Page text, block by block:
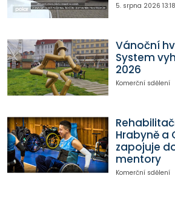
5. srpna 2026 13:18
Vánoční
System
2026
Komerční sdělení
Hrabyně a
zapojuje
mentory
Komerční sdělení